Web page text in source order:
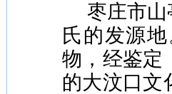
枣庄市山
氏的发源
物，经鉴定
的大汶口文